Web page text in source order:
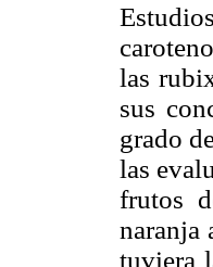
las
sus
grado
las
frutos
naranja
tuviera